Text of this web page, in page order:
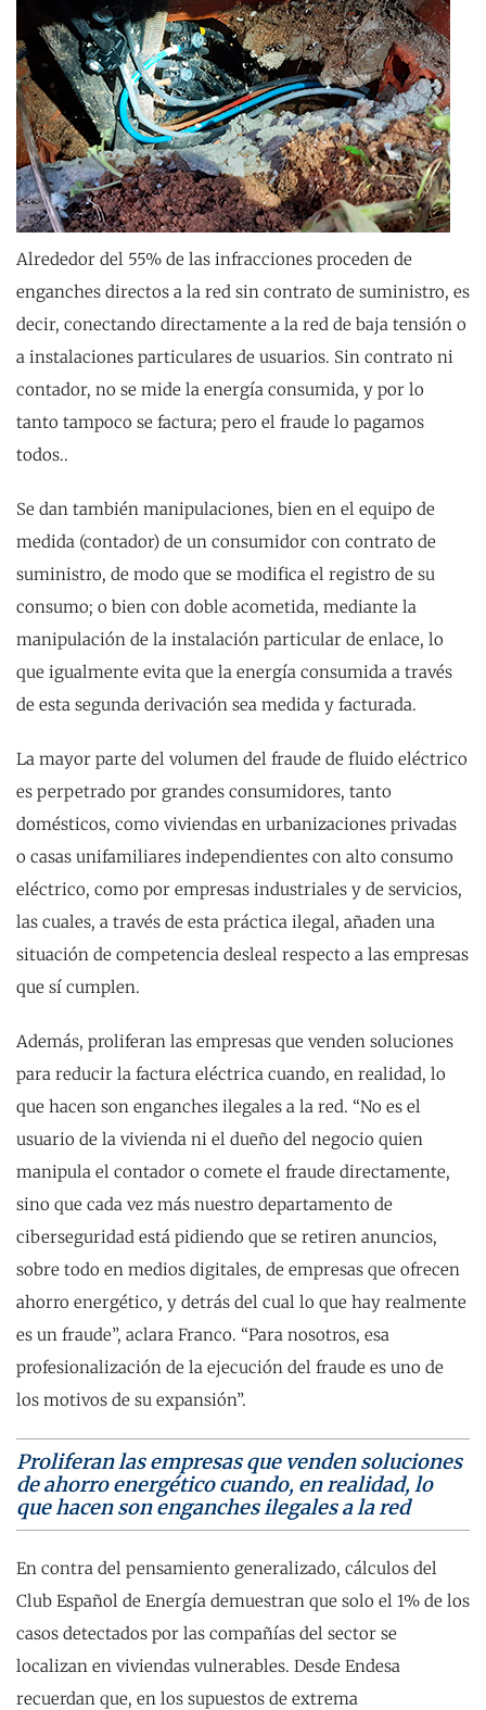
Alrededor del 55% de las infracciones proceden de
enganches directos a la red sin contrato de suministro, es
decir, conectando directamente a la red de baja tensión o
a instalaciones particulares de usuarios. Sin contrato ni
contador, no se mide la energía consumida, y por lo
tanto tampoco se factura; pero el fraude lo pagamos
todos..
Se dan también manipulaciones, bien en el equipo de
medida (contador) de un consumidor con contrato de
suministro, de modo que se modifica el registro de su
consumo; o bien con doble acometida, mediante la
manipulación de la instalación particular de enlace, lo
que igualmente evita que la energía consumida a través
de esta segunda derivación sea medida y facturada.
La mayor parte del volumen del fraude de fluido eléctrico
es perpetrado por grandes consumidores, tanto
domésticos, como viviendas en urbanizaciones privadas
o casas unifamiliares independientes con alto consumo
eléctrico, como por empresas industriales y de servicios,
las cuales, a través de esta práctica ilegal, añaden una
situación de competencia desleal respecto a las empresas
que sí cumplen.
Además, proliferan las empresas que venden soluciones
para reducir la factura eléctrica cuando, en realidad, lo
que hacen son enganches ilegales a la red. “No es el
usuario de la vivienda ni el dueño del negocio quien
manipula el contador o comete el fraude directamente,
sino que cada vez más nuestro departamento de
ciberseguridad está pidiendo que se retiren anuncios,
sobre todo en medios digitales, de empresas que ofrecen
ahorro energético, y detrás del cual lo que hay realmente
es un fraude”, aclara Franco. “Para nosotros, esa
profesionalización de la ejecución del fraude es uno de
los motivos de su expansión”.
Proliferan las empresas que venden soluciones
de ahorro energético cuando, en realidad, lo
que hacen son enganches ilegales a la red
En contra del pensamiento generalizado, cálculos del
Club Español de Energía demuestran que solo el 1% de los
casos detectados por las compañías del sector se
localizan en viviendas vulnerables. Desde Endesa
recuerdan que, en los supuestos de extrema